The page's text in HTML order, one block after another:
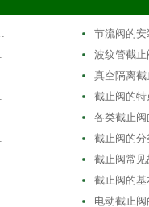
节流阀的安
波纹管截止
真空隔离
截止阀的特
各类截止
截止阀的分
截止阀常
截止阀的
电动截止